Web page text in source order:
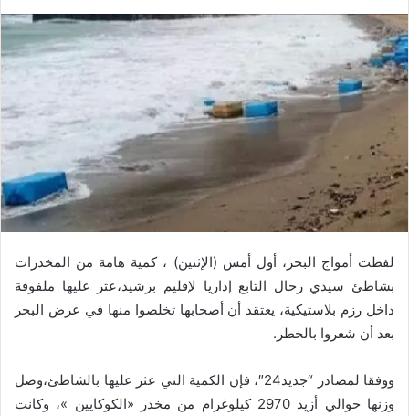
لفظت أمواج البحر، أول أمس (الإثنين) ، كمية هامة من المخدرات
بشاطئ سيدي رحال التابع إداريا لإقليم برشيد،عثر عليها ملفوفة
داخل رزم بلاستيكية، يعتقد أن أصحابها تخلصوا منها في عرض البحر
بعد أن شعروا بالخطر.
ووفقا لمصادر “جديد24″، فإن الكمية التي عثر عليها بالشاطئ،وصل
وزنها حوالي أزيد 2970 كيلوغرام من مخدر «الكوكايين »، وكانت